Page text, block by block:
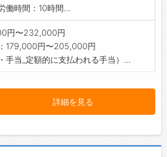
働時間：10時間...
円〜232,000円
179,000円〜205,000円
手当_定額的に支払われる手当）...
詳細を見る